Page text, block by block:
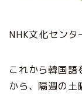
NHK文化センタ
これから韓国語
から、隔週の土